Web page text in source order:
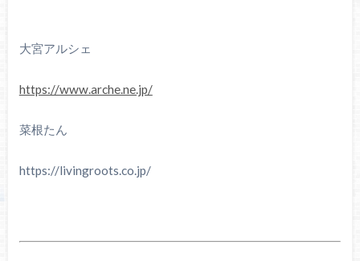
大宮アルシェ
https://www.arche.ne.jp/
菜根たん
https://livingroots.co.jp/